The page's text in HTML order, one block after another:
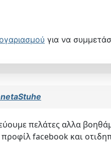
για να
πελάτες αλλα
facebook και